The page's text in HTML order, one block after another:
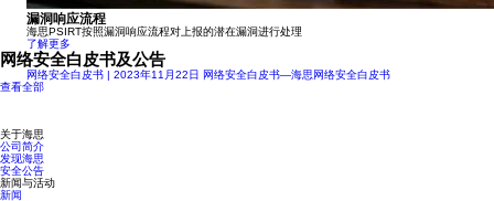
漏洞响应流程
海思PSIRT按照漏洞响应流程对上报的潜在漏洞进行处理
了解更多
网络安全白皮书及公告
网络安全白皮书 | 2023年11月22日 网络安全白皮书—海思网络安全白皮书
查看全部
关于海思
公司简介
发现海思
安全公告
新闻与活动
新闻